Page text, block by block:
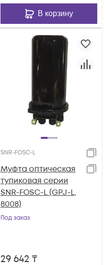
В корзину
SNR-FOSC-L
Муфта оптическая
тупиковая серии
SNR-FOSC-L (GPJ-L,
8008)
Под заказ
29 642 ₸